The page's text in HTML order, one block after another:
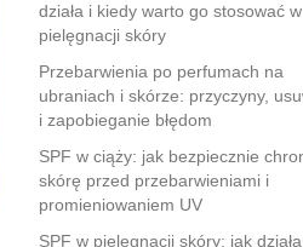
działa i kiedy warto go stosować w
pielęgnacji skóry
Przebarwienia po perfumach na
ubraniach i skórze: przyczyny,
i zapobieganie błędom
SPF w ciąży: jak bezpiecznie
skórę przed przebarwieniami i
promieniowaniem UV
SPF w pielęgnacji skóry: jak działa